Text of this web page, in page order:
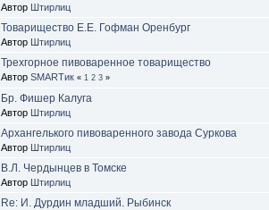
Автор Штирлиц
Товарищество Е.Е. Гофман Оренбург
Автор Штирлиц
Трехгорное пивоваренное товарищество
АвторSMARTик « 1 2 3 »
Бр. Фишер Калуга
Автор Штирлиц
Архангелького пивоваренного завода Суркова
Автор Штирлиц
В.Л. Чердынцев в Томске
Автор Штирлиц
Re: И. Дурдин младший. Рыбинск